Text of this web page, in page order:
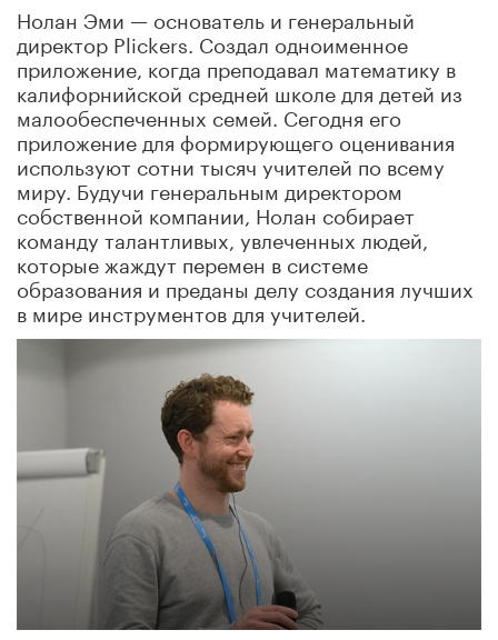
Нолан Эми — основатель и генеральный
директор Plickers. Создал одноименное
приложение, когда преподавал математику в
калифорнийской средней школе для детей из
малообеспеченных семей. Сегодня его
приложение для формирующего оценивания
используют сотни тысяч учителей по всему
миру. Будучи генеральным директором
собственной компании, Нолан собирает
команду талантливых, увлеченных людей,
которые жаждут перемен в системе
образования и преданы делу создания лучших
в мире инструментов для учителей.